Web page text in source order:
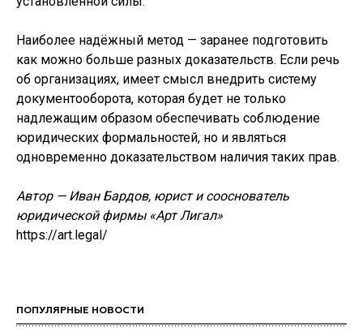
Наиболее надёжный метод — заранее подготовить
как можно больше разных доказательств. Если речь
об организациях, имеет смысл внедрить систему
документооборота, которая будет не только
надлежащим образом обеспечивать соблюдение
юридических формальностей, но и являться
одновременно доказательством наличия таких прав.
Автор — Иван Бардов, юрист и сооснователь
юридической фирмы «Арт Лигал»
https://art.legal/
ПОПУЛЯРНЫЕ НОВОСТИ